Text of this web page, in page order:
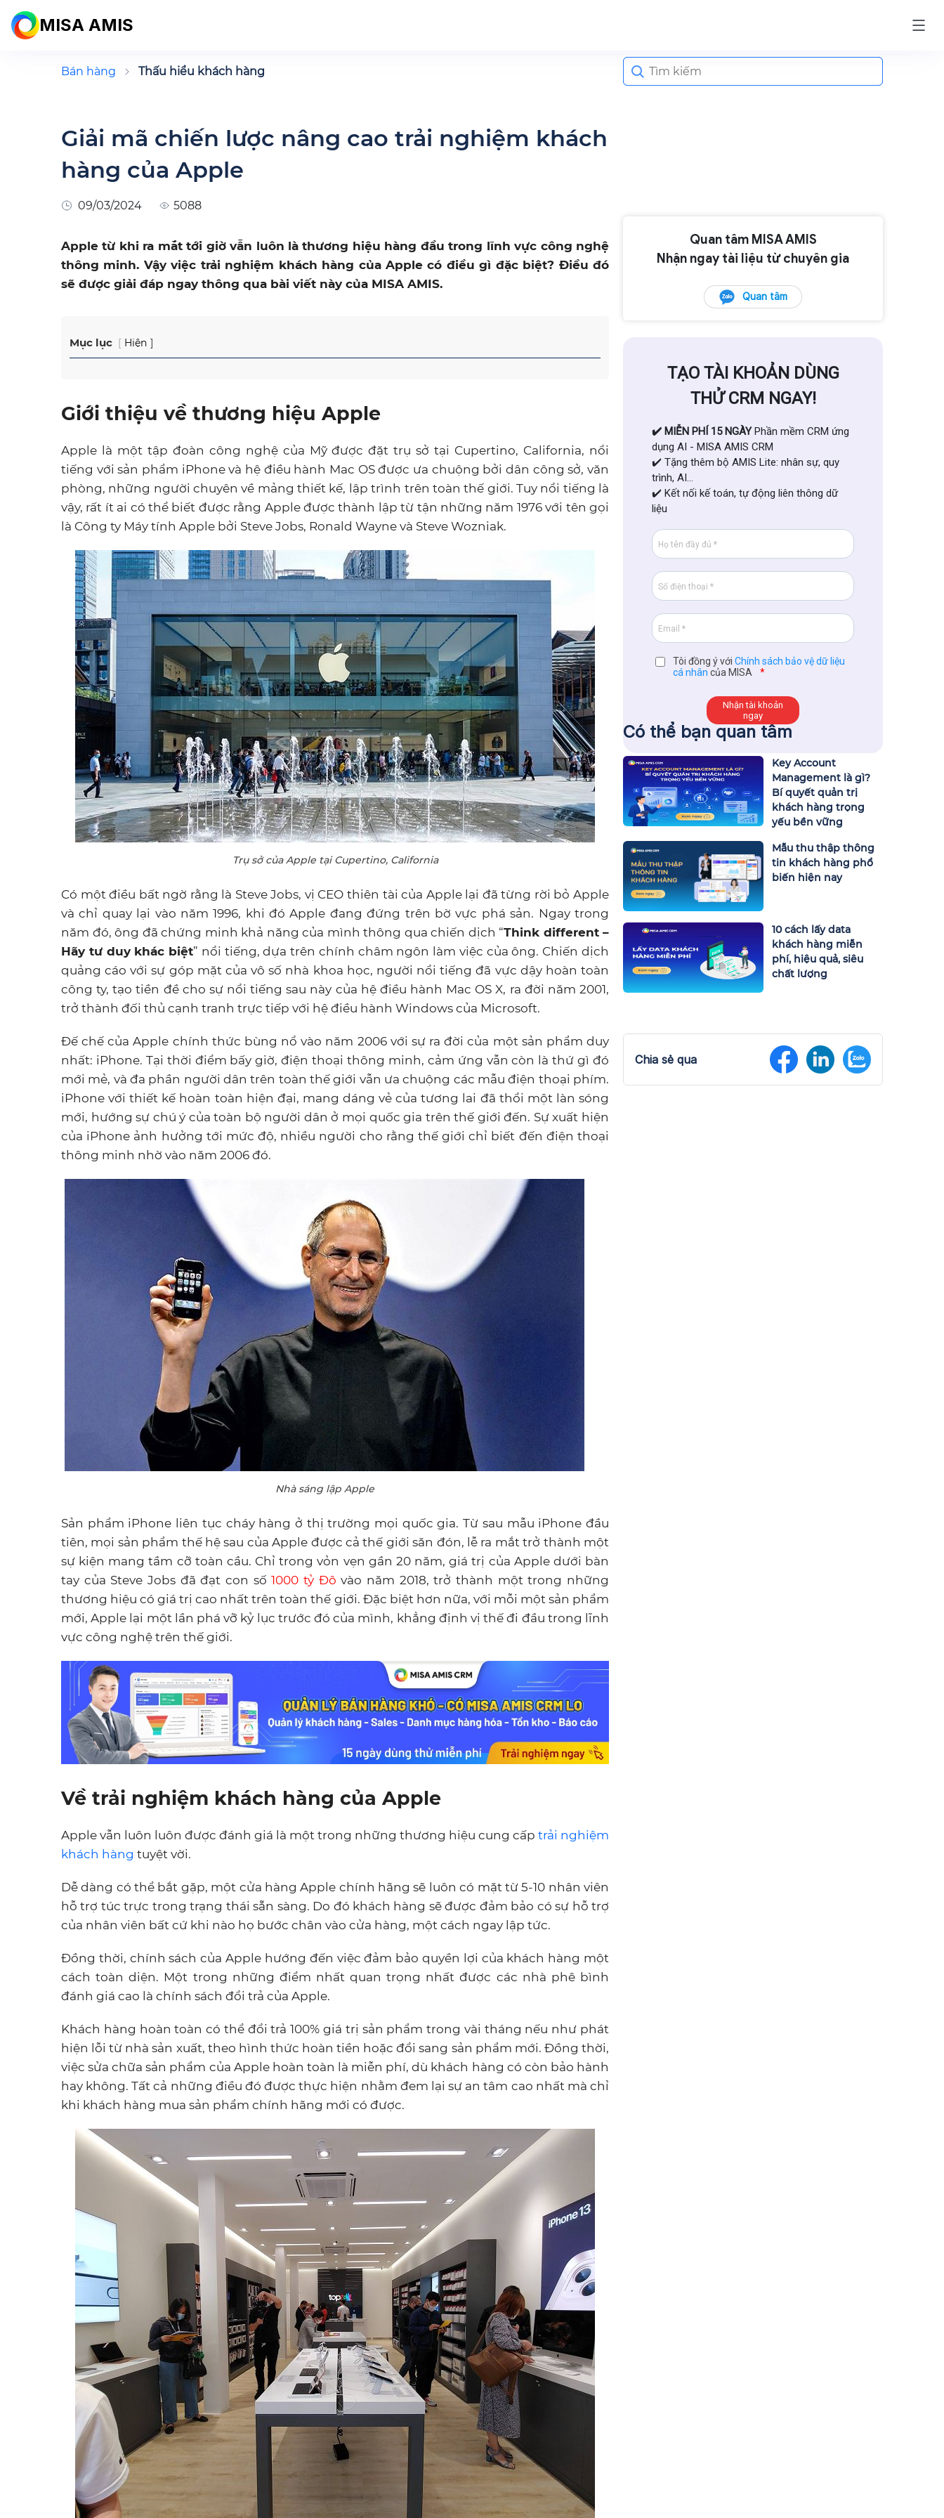
MISA AMIS
Bán hàng Thấu hiểu khách hàng
Search
for:
Giải mã chiến lược nâng cao trải nghiệm khách
hàng của Apple
09/03/2024 5088
Apple từ khi ra mắt tới giờ vẫn luôn là thương hiệu hàng đầu trong lĩnh vực công nghệ
thông minh. Vậy việc trải nghiệm khách hàng của Apple có điều gì đặc biệt? Điều đó
sẽ được giải đáp ngay thông qua bài viết này của MISA AMIS.
Mục lục Hiện
Giới thiệu về thương hiệu Apple
Apple là một tập đoàn công nghệ của Mỹ được đặt trụ sở tại Cupertino, California, nổi
tiếng với sản phẩm iPhone và hệ điều hành Mac OS được ưa chuộng bởi dân công sở, văn
phòng, những người chuyên về mảng thiết kế, lập trình trên toàn thế giới. Tuy nổi tiếng là
vậy, rất ít ai có thể biết được rằng Apple được thành lập từ tận những năm 1976 với tên gọi
là Công ty Máy tính Apple bởi Steve Jobs, Ronald Wayne và Steve Wozniak.
Trụ sở của Apple tại Cupertino, California
Có một điều bất ngờ rằng là Steve Jobs, vị CEO thiên tài của Apple lại đã từng rời bỏ Apple
và chỉ quay lại vào năm 1996, khi đó Apple đang đứng trên bờ vực phá sản. Ngay trong
năm đó, ông đã chứng minh khả năng của mình thông qua chiến dịch “Think different –
Hãy tư duy khác biệt” nổi tiếng, dựa trên chính châm ngôn làm việc của ông. Chiến dịch
quảng cáo với sự góp mặt của vô số nhà khoa học, người nổi tiếng đã vực dậy hoàn toàn
công ty, tạo tiền đề cho sự nổi tiếng sau này của hệ điều hành Mac OS X, ra đời năm 2001,
trở thành đối thủ cạnh tranh trực tiếp với hệ điều hành Windows của Microsoft.
Đế chế của Apple chính thức bùng nổ vào năm 2006 với sự ra đời của một sản phẩm duy
nhất: iPhone. Tại thời điểm bấy giờ, điện thoại thông minh, cảm ứng vẫn còn là thứ gì đó
mới mẻ, và đa phần người dân trên toàn thế giới vẫn ưa chuộng các mẫu điện thoại phím.
iPhone với thiết kế hoàn toàn hiện đại, mang dáng vẻ của tương lai đã thổi một làn sóng
mới, hướng sự chú ý của toàn bộ người dân ở mọi quốc gia trên thế giới đến. Sự xuất hiện
của iPhone ảnh hưởng tới mức độ, nhiều người cho rằng thế giới chỉ biết đến điện thoại
thông minh nhờ vào năm 2006 đó.
Nhà sáng lập Apple
Sản phẩm iPhone liên tục cháy hàng ở thị trường mọi quốc gia. Từ sau mẫu iPhone đầu
tiên, mọi sản phẩm thế hệ sau của Apple được cả thế giới săn đón, lễ ra mắt trở thành một
sự kiện mang tầm cỡ toàn cầu. Chỉ trong vỏn vẹn gần 20 năm, giá trị của Apple dưới bàn
tay của Steve Jobs đã đạt con số1000 tỷ Đô vào năm 2018, trở thành một trong những
thương hiệu có giá trị cao nhất trên toàn thế giới. Đặc biệt hơn nữa, với mỗi một sản phẩm
mới, Apple lại một lần phá vỡ kỷ lục trước đó của mình, khẳng định vị thế đi đầu trong lĩnh
vực công nghệ trên thế giới.
Về trải nghiệm khách hàng của Apple
Apple vẫn luôn luôn được đánh giá là một trong những thương hiệu cung cấp trải nghiệm
khách hàng tuyệt vời.
Dễ dàng có thể bắt gặp, một cửa hàng Apple chính hãng sẽ luôn có mặt từ 5-10 nhân viên
hỗ trợ túc trực trong trạng thái sẵn sàng. Do đó khách hàng sẽ được đảm bảo có sự hỗ trợ
của nhân viên bất cứ khi nào họ bước chân vào cửa hàng, một cách ngay lập tức.
Đồng thời, chính sách của Apple hướng đến việc đảm bảo quyền lợi của khách hàng một
cách toàn diện. Một trong những điểm nhất quan trọng nhất được các nhà phê bình
đánh giá cao là chính sách đổi trả của Apple.
Khách hàng hoàn toàn có thể đổi trả 100% giá trị sản phẩm trong vài tháng nếu như phát
hiện lỗi từ nhà sản xuất, theo hình thức hoàn tiền hoặc đổi sang sản phẩm mới. Đồng thời,
việc sửa chữa sản phẩm của Apple hoàn toàn là miễn phí, dù khách hàng có còn bảo hành
hay không. Tất cả những điều đó được thực hiện nhằm đem lại sự an tâm cao nhất mà chỉ
khi khách hàng mua sản phẩm chính hãng mới có được.
Quan tâm MISA AMIS
Nhận ngay tài liệu từ chuyên gia
Quan tâm
TẠO TÀI KHOẢN DÙNG
THỬ CRM NGAY!
✔️ MIỄN PHÍ 15 NGÀY Phần mềm CRM ứng
dụng AI - MISA AMIS CRM
✔️ Tặng thêm bộ AMIS Lite: nhân sự, quy
trình, AI...
✔️ Kết nối kế toán, tự động liên thông dữ
liệu
Tôi đồng ý với Chính sách bảo vệ dữ liệu
cá nhân của MISA *
Có thể bạn quan tâm
Key Account
Management là gì?
Bí quyết quản trị
khách hàng trọng
yếu bền vững
Mẫu thu thập thông
tin khách hàng phổ
biến hiện nay
10 cách lấy data
khách hàng miễn
phí, hiệu quả, siêu
chất lượng
Chia sẻ qua